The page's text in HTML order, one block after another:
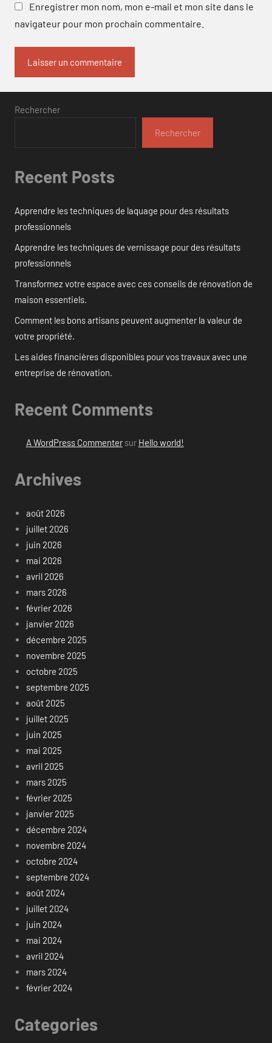
Enregistrer mon nom, mon e-mail et mon site dans le
navigateur pour mon prochain commentaire.
Rechercher
Rechercher
Recent Posts
Apprendre les techniques de laquage pour des résultats
professionnels
Apprendre les techniques de vernissage pour des résultats
professionnels
Transformez votre espace avec ces conseils de rénovation de
maison essentiels.
Comment les bons artisans peuvent augmenter la valeur de
votre propriété.
Les aides financières disponibles pour vos travaux avec une
entreprise de rénovation.
Recent Comments
A WordPress Commentersur Hello world!
Archives
août 2026
juillet 2026
juin 2026
mai 2026
avril 2026
mars 2026
février 2026
janvier 2026
décembre 2025
novembre 2025
octobre 2025
septembre 2025
août 2025
juillet 2025
juin 2025
mai 2025
avril 2025
mars 2025
février 2025
janvier 2025
décembre 2024
novembre 2024
octobre 2024
septembre 2024
août 2024
juillet 2024
juin 2024
mai 2024
avril 2024
mars 2024
février 2024
Categories